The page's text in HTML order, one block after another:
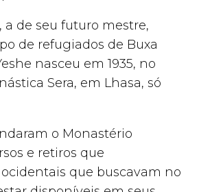
de seu futuro mestre,
de refugiados de Buxa
nasceu em 1935, no
Sera, em Lhasa, só
o Monastério
e retiros que
que buscavam no